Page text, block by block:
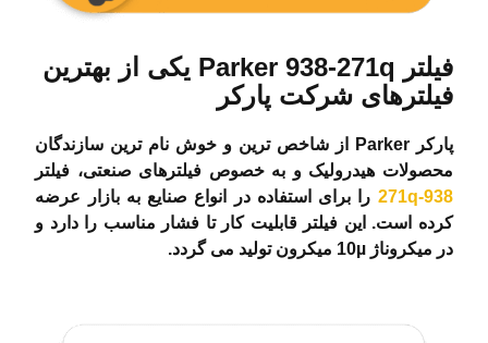
فیلتر Parker 938-271q یکی از بهترین
فیلترهای شرکت پارکر
پارکر Parker از شاخص ترین و خوش نام ترین سازندگان
محصولات هیدرولیک و به خصوص فیلترهای صنعتی، فیلتر
938-271q
را برای استفاده در انواع صنایع به بازار عرضه
کرده است. این فیلتر قابلیت کار تا فشار مناسب را دارد و
در میکروناژ 10µ میکرون تولید می گردد.